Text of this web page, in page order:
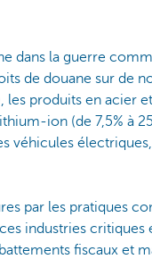
dans la guerre
de douane sur de
produits en acier
ion (de 7,5% à
véhicules
par les pratiques
industries
fiscaux et